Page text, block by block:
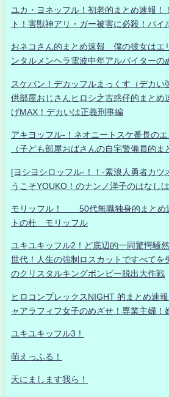
ユカ・ヨネッフル！初老的まとめ速報！
ト！害獣神アリ・ガー被害に必殺！パイ
おネコさん的まとめ速報 僕の彼女はエ
ンタルメンヘラ電波中年アルバイターの
スケバン！デカッフルまっくす（デカい
供部屋おじさんヒロシ之古惑仔的まとめ
げMAX！デカいは正義刑事編
アキヨッフル-！ネオニートスケ番長のエ
（子ども部屋おばさんの自宅警備員的ま
[ヨシヨシロッフル-！！-素浪人勇者カツ
うこそYOUKO！のナンノ洋子のはなし
モリッフル！ 50代無職独身的まとめ
トの杜 モリッフル
ユキユキッフル2！ど底辺的一同驚愕騒
世代！人生の強制ロスカットですべてを
のクリスタルキングボンビー脱出大作戦
ヒロコンプレックスNIGHT 的まとめ速
ャアラフィフ女子のめざせ！専業主婦！
ユキユキッフル3！
萌えっふる！
天にまします我ら！